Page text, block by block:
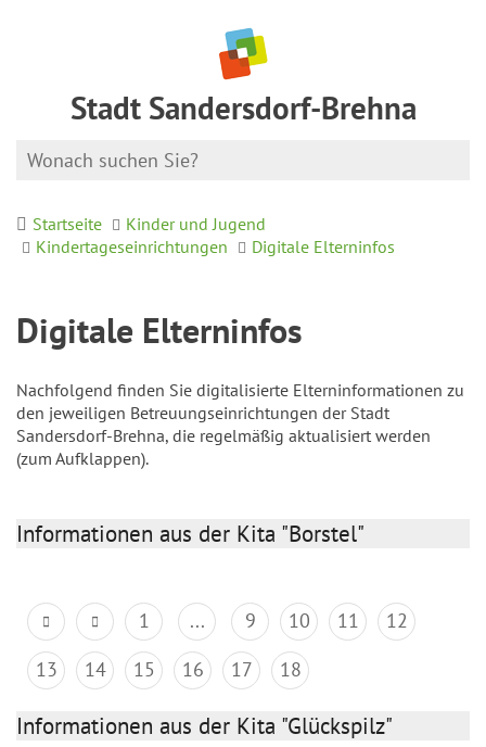
Stadt Sandersdorf-Brehna
Startseite
Kinder und Jugend
Kindertageseinrichtungen
Digitale Elterninfos
Digitale Elterninfos
Nachfolgend finden Sie digitalisierte Elterninformationen zu
den jeweiligen Betreuungseinrichtungen der Stadt
Sandersdorf-Brehna, die regelmäßig aktualisiert werden
(zum Aufklappen).
Informationen aus der Kita "Borstel"
1 ... 9 10 11
12
13
14 15 16 17 18
Informationen aus der Kita "Glückspilz"